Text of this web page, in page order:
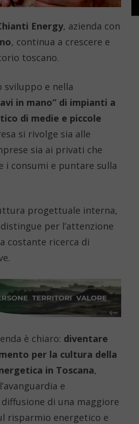
Energy, azienda con
, continua a crescere e
toscano.
sviluppo e nella
in mano” di impianti a
di medie e piccole
si rivolge sia alle
sia ai privati che
i consumi e puntare sulla
progettuale interna,
per l’attenzione
costante ricerca di
è chiaro: diventare
per la cultura della
in Toscana,
e
di una maggiore
risparmio energetico e